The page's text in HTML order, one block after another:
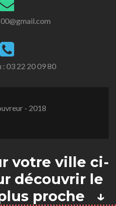
: 03 22 20 09 80
- 2018
votre ville ci-
découvrir le
proche ↓